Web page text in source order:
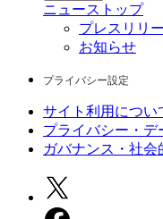
ニュース トップ
プレスリリ
お知らせ
プライバシー設定
サイト利用につい
プライバシー・
ガバナンス・社会